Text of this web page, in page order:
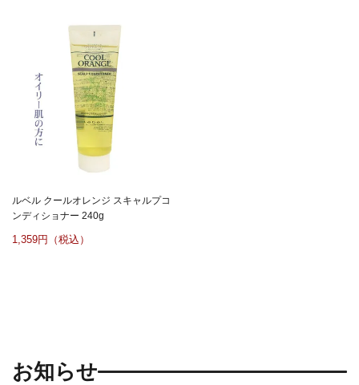
ルベル クールオレンジ スキャルプコ
ンディショナー 240g
1,359
お知らせ